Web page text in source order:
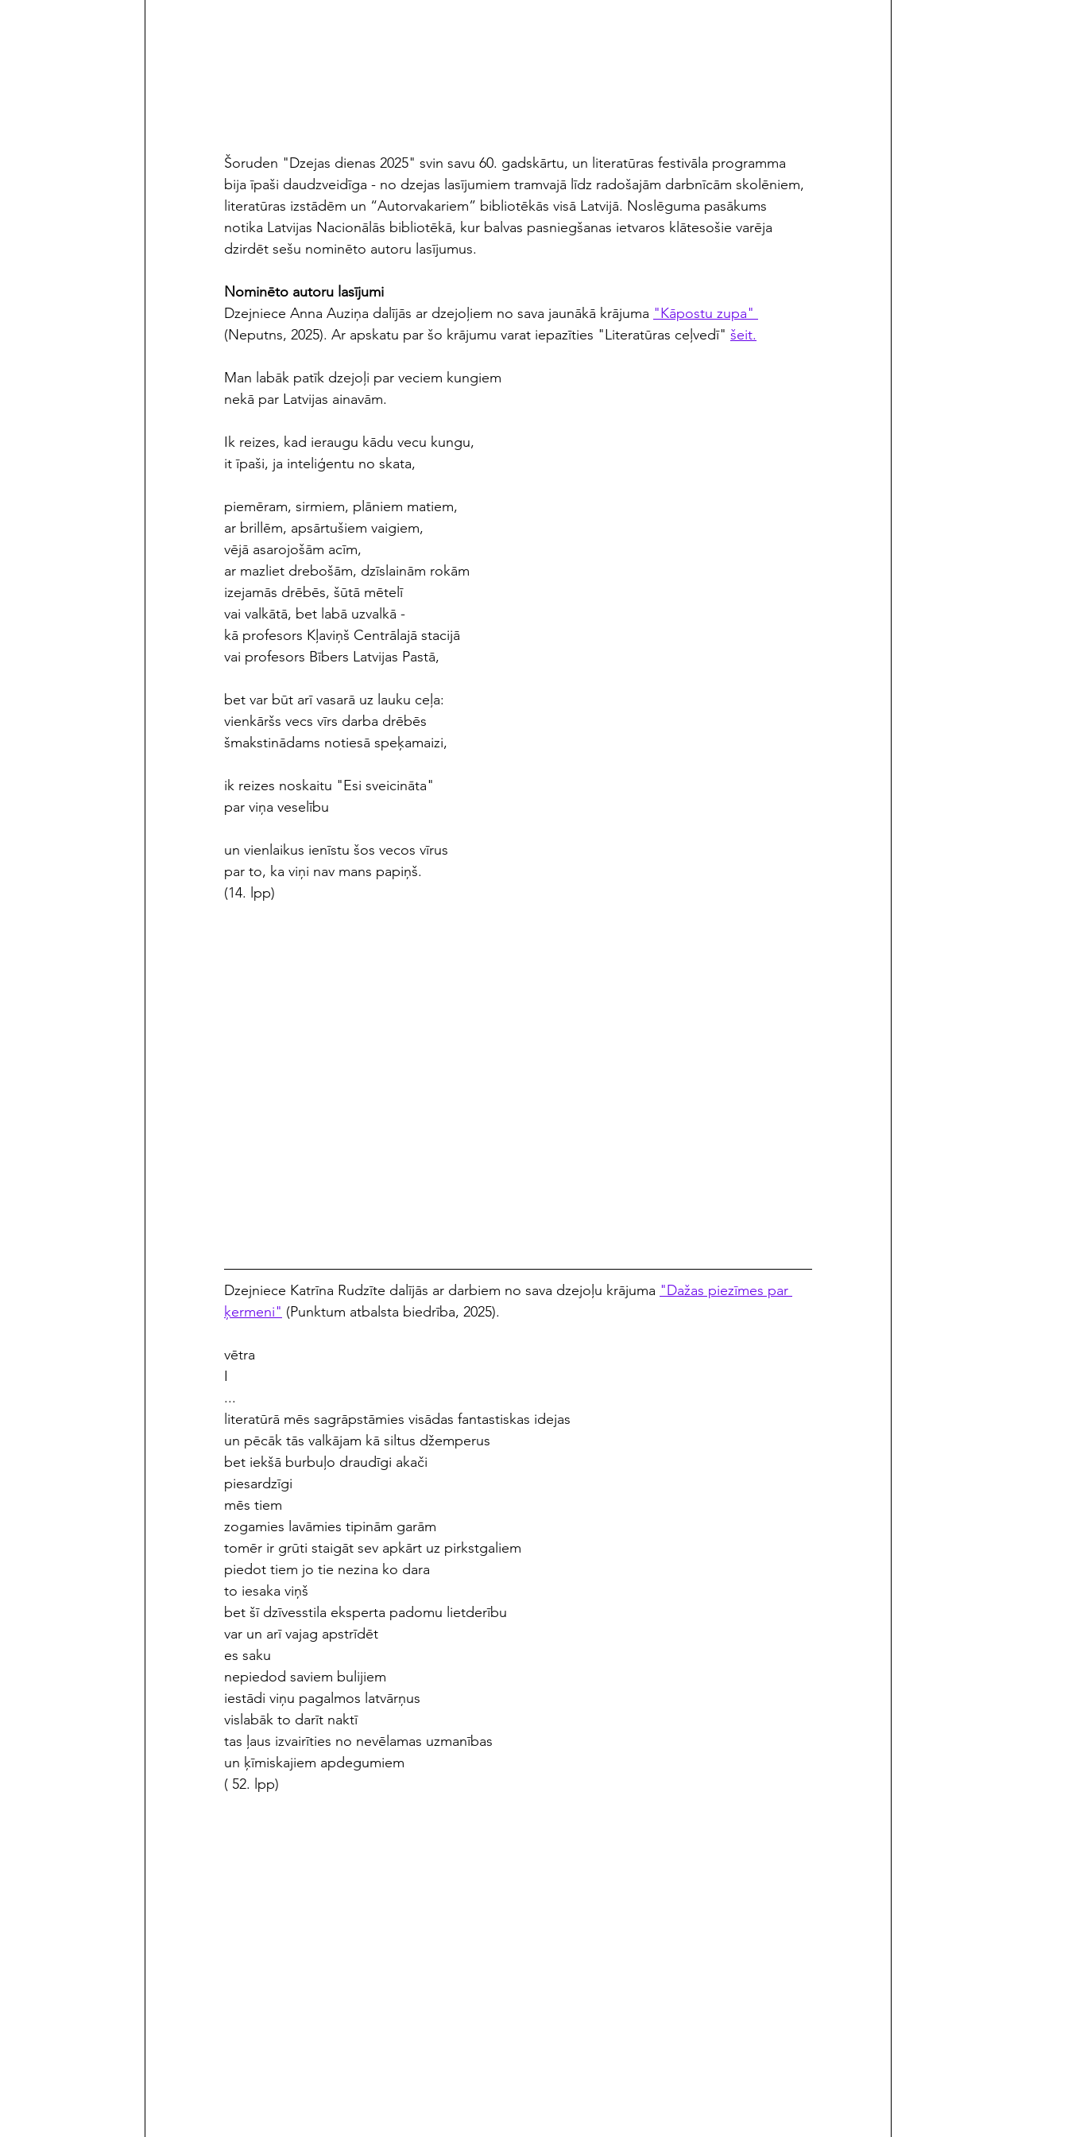
Šoruden "Dzejas dienas 2025" svin savu 60. gadskārtu, un literatūras festivāla programma
bija īpaši daudzveidīga - no dzejas lasījumiem tramvajā līdz radošajām darbnīcām skolēniem,
literatūras izstādēm un “Autorvakariem” bibliotēkās visā Latvijā. Noslēguma pasākums
notika Latvijas Nacionālās bibliotēkā, kur balvas pasniegšanas ietvaros klātesošie varēja
dzirdēt sešu nominēto autoru lasījumus.
Nominēto autoru lasījumi
Dzejniece Anna Auziņa dalījās ar dzejoļiem no sava jaunākā krājuma "Kāpostu zupa"
(Neputns, 2025). Ar apskatu par šo krājumu varat iepazīties "Literatūras ceļvedī" šeit.
Man labāk patīk dzejoļi par veciem kungiem
nekā par Latvijas ainavām.
Ik reizes, kad ieraugu kādu vecu kungu,
it īpaši, ja inteliģentu no skata,
piemēram, sirmiem, plāniem matiem,
ar brillēm, apsārtušiem vaigiem,
vējā asarojošām acīm,
ar mazliet drebošām, dzīslainām rokām
izejamās drēbēs, šūtā mētelī
vai valkātā, bet labā uzvalkā -
kā profesors Kļaviņš Centrālajā stacijā
vai profesors Bībers Latvijas Pastā,
bet var būt arī vasarā uz lauku ceļa:
vienkāršs vecs vīrs darba drēbēs
šmakstinādams notiesā speķamaizi,
ik reizes noskaitu "Esi sveicināta"
par viņa veselību
un vienlaikus ienīstu šos vecos vīrus
par to, ka viņi nav mans papiņš.
(14. lpp)
Dzejniece Katrīna Rudzīte dalījās ar darbiem no sava dzejoļu krājuma "Dažas piezīmes par
ķermeni" (Punktum atbalsta biedrība, 2025).
vētra
I
...
literatūrā mēs sagrāpstāmies visādas fantastiskas idejas
un pēcāk tās valkājam kā siltus džemperus
bet iekšā burbuļo draudīgi akači
piesardzīgi
mēs tiem
zogamies lavāmies tipinām garām
tomēr ir grūti staigāt sev apkārt uz pirkstgaliem
piedot tiem jo tie nezina ko dara
to iesaka viņš
bet šī dzīvesstila eksperta padomu lietderību
var un arī vajag apstrīdēt
es saku
nepiedod saviem bulijiem
iestādi viņu pagalmos latvārņus
vislabāk to darīt naktī
tas ļaus izvairīties no nevēlamas uzmanības
un ķīmiskajiem apdegumiem
( 52. lpp)